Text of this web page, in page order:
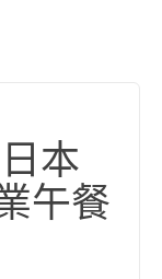
本
午餐